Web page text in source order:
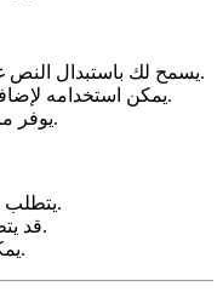
يسمح لك باستبدال النص غير المرغوب فيه بشيء أكثر فائدة.
يمكن استخدامه لإضافة علامة تجارية أو معلومات أخرى.
يوفر مزيدًا من التحكم في النتيجة النهائية.
يتطلب جهدًا أكبر من التمويه أو الاقتصاص.
قد يتطلب بعض مهارات تصميم الرسوم.
يمكن أن يكون تتبع الحركة أمرًا صعبًا.